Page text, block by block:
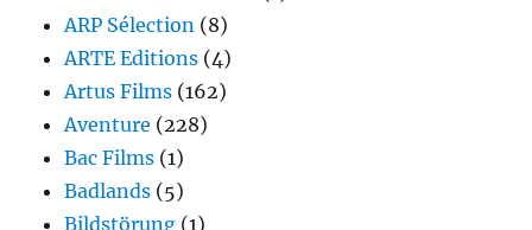
ARP Sélection (8)
ARTE Editions (4)
Artus Films (162)
Aventure (228)
Bac Films (1)
Badlands (5)
Bildstörung (1)